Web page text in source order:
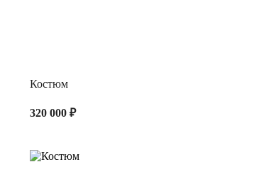
Костюм
320 000 ₽